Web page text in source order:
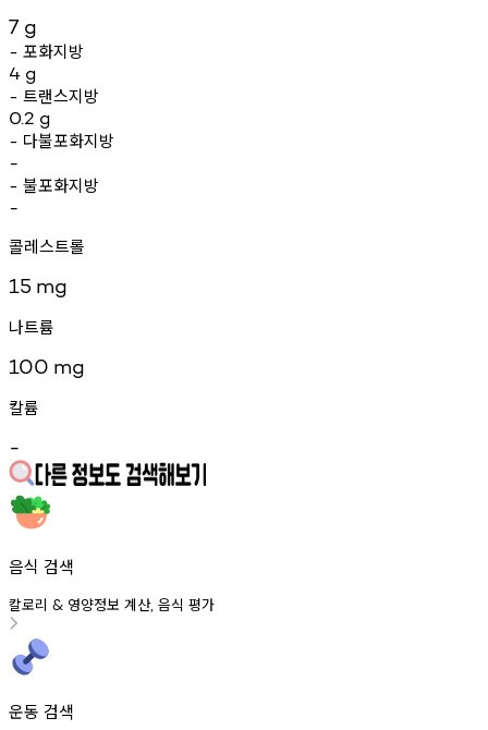
7 g
- 포화지방
4 g
- 트랜스지방
0.2 g
- 다불포화지방
-
- 불포화지방
-
콜레스트롤
15 mg
나트륨
100 mg
칼륨
-
음식 검색
칼로리 & 영양정보 계산, 음식 평가
운동 검색